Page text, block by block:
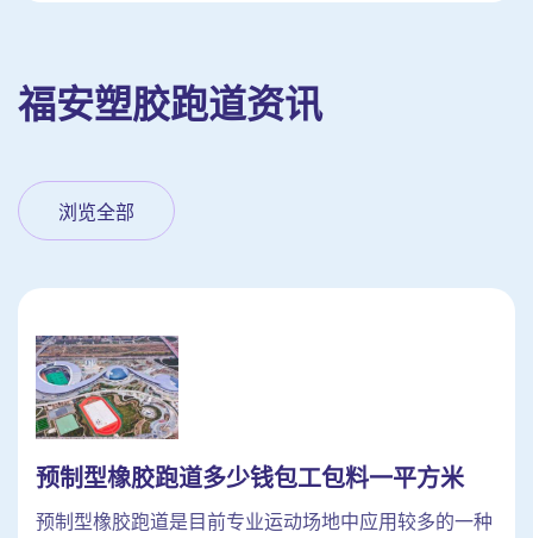
福安塑胶跑道资讯
浏览全部
预制型橡胶跑道多少钱包工包料一平方米
预制型橡胶跑道是目前专业运动场地中应用较多的一种